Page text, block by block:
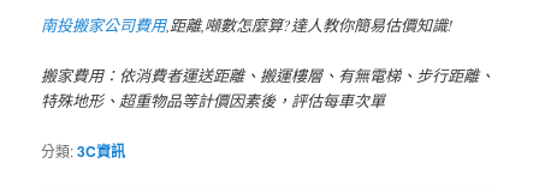
南投搬家公司費用,距離,噸數怎麼算?達人教你簡易估價知識!
搬家費用：依消費者運送距離、搬運樓層、有無電梯、步行距離、
特殊地形、超重物品等計價因素後，評估每車次單
分類:3C資訊